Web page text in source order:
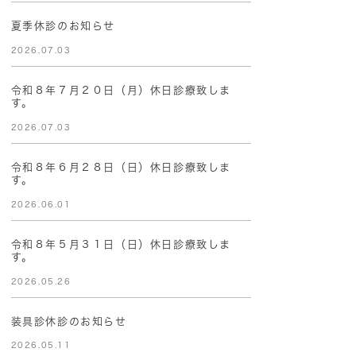
夏季休診のお知らせ
2026.07.03
令和８年７月２０日（月）休日診療致しま
す。
2026.07.03
令和８年６月２８日（日）休日診療致しま
す。
2026.06.01
令和８年５月３１日（日）休日診療致しま
す。
2026.05.26
装具診休診のお知らせ
2026.05.11